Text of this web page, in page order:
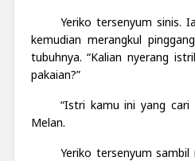
Yeriko tersenyum sinis.
kemudian merangkul
tubuhnya. “Kalian nyerang
pakaian?”
“Istri kamu ini yang cari
Melan.
Yeriko tersenyum sambil